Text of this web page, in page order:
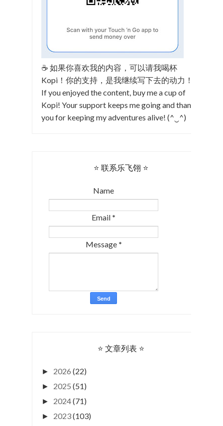
☕ 如果你喜欢我的内容，可以请我喝杯
Kopi！你的支持，是我继续写下去的动力！
If you enjoyed the content, buy me a cup of
Kopi! Your support keeps me going and thank
you for keeping my adventures alive! (^‿^)
⭐ 联系乐飞翎 ⭐
Name
Email *
Message *
⭐ 文章列表 ⭐
► 2026 (22)
► 2025 (51)
► 2024(71)
► 2023(103)